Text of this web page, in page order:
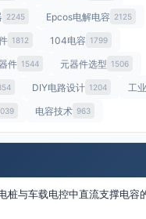
2245 Epcos电解电容 2125
1812 104电容 1799
件 1544 元器件选型 1506
DIY电路设计 1204 工
电容技术 963
桩与车载电控中直流支撑电容